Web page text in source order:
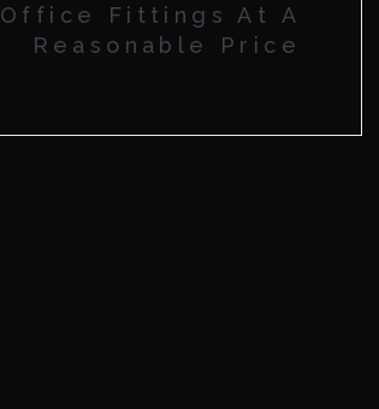
Office Fittings At A
Reasonable Price